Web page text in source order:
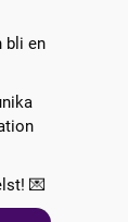
bli en
💌